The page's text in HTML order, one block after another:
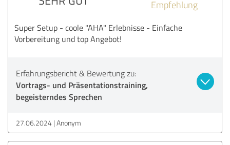
Empfehlung
Super Setup - coole "AHA" Erlebnisse - Einfache
Vorbereitung und top Angebot!
Erfahrungsbericht & Bewertung zu:
Vortrags- und Präsentationstraining,
begeisterndes Sprechen
27.06.2024 Anonym